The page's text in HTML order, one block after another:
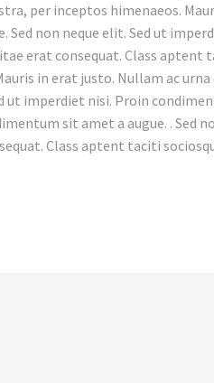
per inceptos himenaeos.
non neque elit. Sed ut
erat consequat. Class aptent
in erat justo. Nullam ac urna
ut imperdiet nisi. Proin
sit amet a augue. . Sed
Class aptent taciti